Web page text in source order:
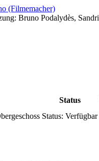
(Filmemacher)
Bruno Podalydès,
Status
Status: Verfügbar